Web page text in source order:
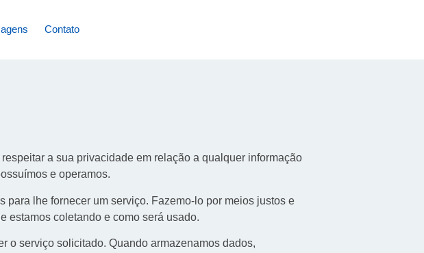
Contato
a sua privacidade em relação a qualquer informação
e operamos.
lhe fornecer um serviço. Fazemo-lo por meios justos e
estamos coletando e como será usado.
o serviço solicitado. Quando armazenamos dados,